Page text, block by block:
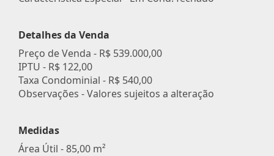
Detalhes da Venda
Preço de Venda - R$ 539.000,00
IPTU - R$ 122,00
Taxa Condominial - R$ 540,00
Observações - Valores sujeitos a alteração
Medidas
Área Útil - 85,00 m²